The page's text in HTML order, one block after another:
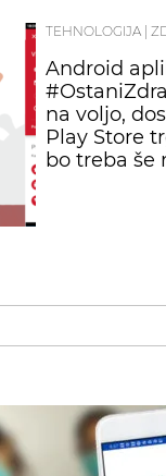
TEHNOLOGIJA
Android
na voljo,
Play Store
bo treba še